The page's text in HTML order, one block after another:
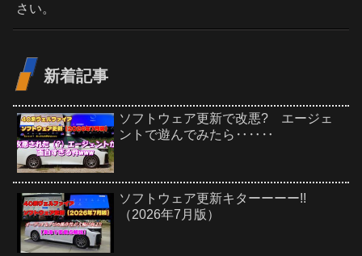
さい。
新着記事
ソフトウェア更新で改悪? エージェ
ントで遊んでみたら‥‥‥
ソフトウェア更新キターーーー!!
（2026年7月版）